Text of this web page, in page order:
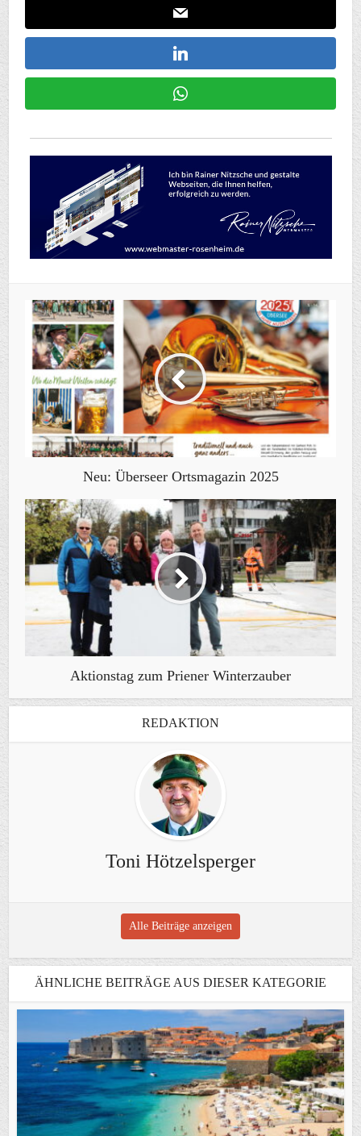
Neu: Überseer Ortsmagazin 2025
Aktionstag zum Priener Winterzauber
REDAKTION
Toni Hötzelsperger
Alle Beiträge anzeigen
ÄHNLICHE BEITRÄGE AUS DIESER KATEGORIE